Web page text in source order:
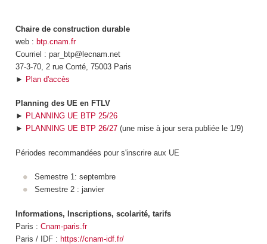
Chaire de construction durable
web : btp.cnam.fr
Courriel : par_btp@lecnam.net
37-3-70, 2 rue Conté, 75003 Paris
► Plan d'accès
Planning des UE en FTLV
► PLANNING UE BTP 25/26
► PLANNING UE BTP 26/27(une mise à jour sera publiée le 1/9)
Périodes recommandées pour s'inscrire aux UE
Semestre 1: septembre
Semestre 2 : janvier
Informations, Inscriptions, scolarité, tarifs
Paris : Cnam-paris.fr
Paris / IDF : https://cnam-idf.fr/